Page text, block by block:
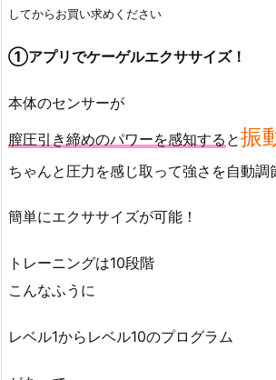
してからお買い求めください
①アプリでケーゲルエクササイズ！
本体のセンサーが
膣圧引き締めのパワーを感知する と振
ちゃんと圧力を感じ取って強さを自動調
簡単にエクササイズが可能！
トレーニングは10段階
こんなふうに
レベル1からレベル10のプログラム